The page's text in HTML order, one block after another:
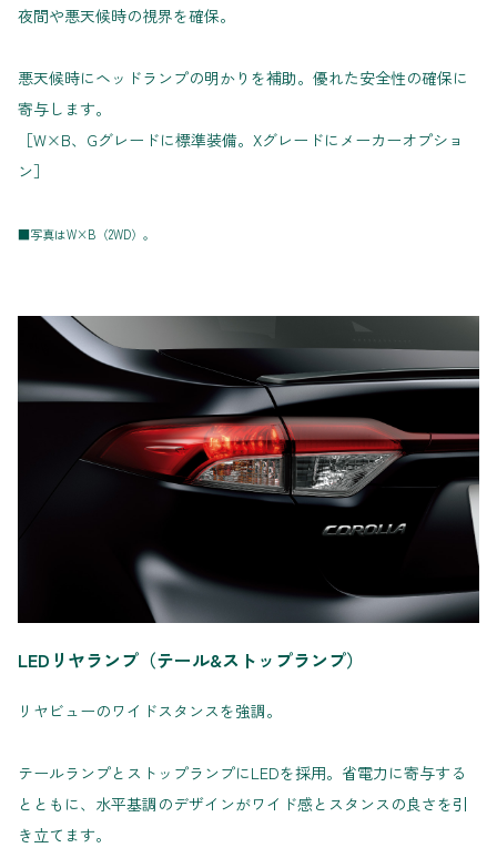
夜間や悪天候時の視界を確保。
悪天候時にヘッドランプの明かりを補助。優れた安全性の確保に
寄与します。
［W×B、Gグレードに標準装備。Xグレードにメーカーオプショ
ン］
■写真はW×B（2WD）。
LEDリヤランプ（テール&ストップランプ）
リヤビューのワイドスタンスを強調。
テールランプとストップランプにLEDを採用。省電力に寄与する
とともに、水平基調のデザインがワイド感とスタンスの良さを引
き立てます。